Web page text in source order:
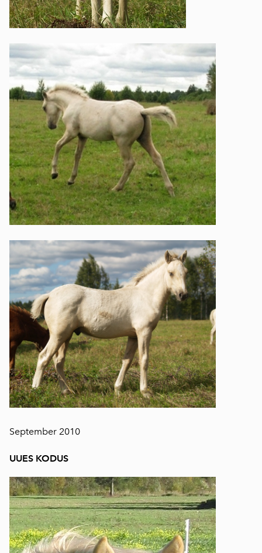
September 2010
UUES KODUS